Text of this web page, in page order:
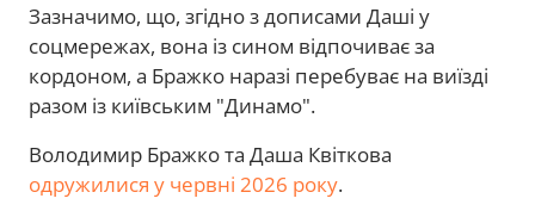
Зазначимо, що, згідно з дописами Даші у
соцмережах, вона із сином відпочиває за
кордоном, а Бражко наразі перебуває на виїзді
разом із київським "Динамо".
Володимир Бражко та Даша Квіткова
одружилися у червні 2026 року.